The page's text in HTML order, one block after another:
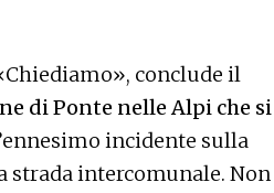
conclude il
di Ponte nelle Alpi che si
incidente sulla
strada intercomunale. Non